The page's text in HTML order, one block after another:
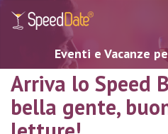
Eventi e Vacanze
Arriva lo Speed
bella gente,